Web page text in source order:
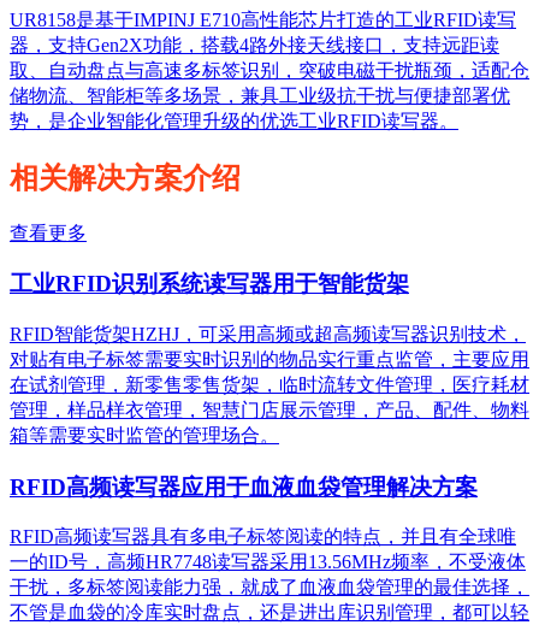
UR8158是基于IMPINJ E710高性能芯片打造的工业RFID读写
器，支持Gen2X功能，搭载4路外接天线接口，支持远距读
取、自动盘点与高速多标签识别，突破电磁干扰瓶颈，适配仓
储物流、智能柜等多场景，兼具工业级抗干扰与便捷部署优
势，是企业智能化管理升级的优选工业RFID读写器。
相关解决方案介绍
查看更多
工业RFID识别系统读写器用于智能货架
RFID智能货架HZHJ，可采用高频或超高频读写器识别技术，
对贴有电子标签需要实时识别的物品实行重点监管，主要应用
在试剂管理，新零售零售货架，临时流转文件管理，医疗耗材
管理，样品样衣管理，智慧门店展示管理，产品、配件、物料
箱等需要实时监管的管理场合。
RFID高频读写器应用于血液血袋管理解决方案
RFID高频读写器具有多电子标签阅读的特点，并且有全球唯
一的ID号，高频HR7748读写器采用13.56MHz频率，不受液体
干扰，多标签阅读能力强，就成了血液血袋管理的最佳选择，
不管是血袋的冷库实时盘点，还是进出库识别管理，都可以轻